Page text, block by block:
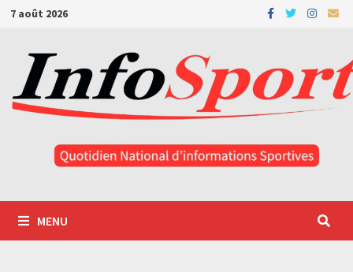
Passer
contenu
7 août 2026
MENU